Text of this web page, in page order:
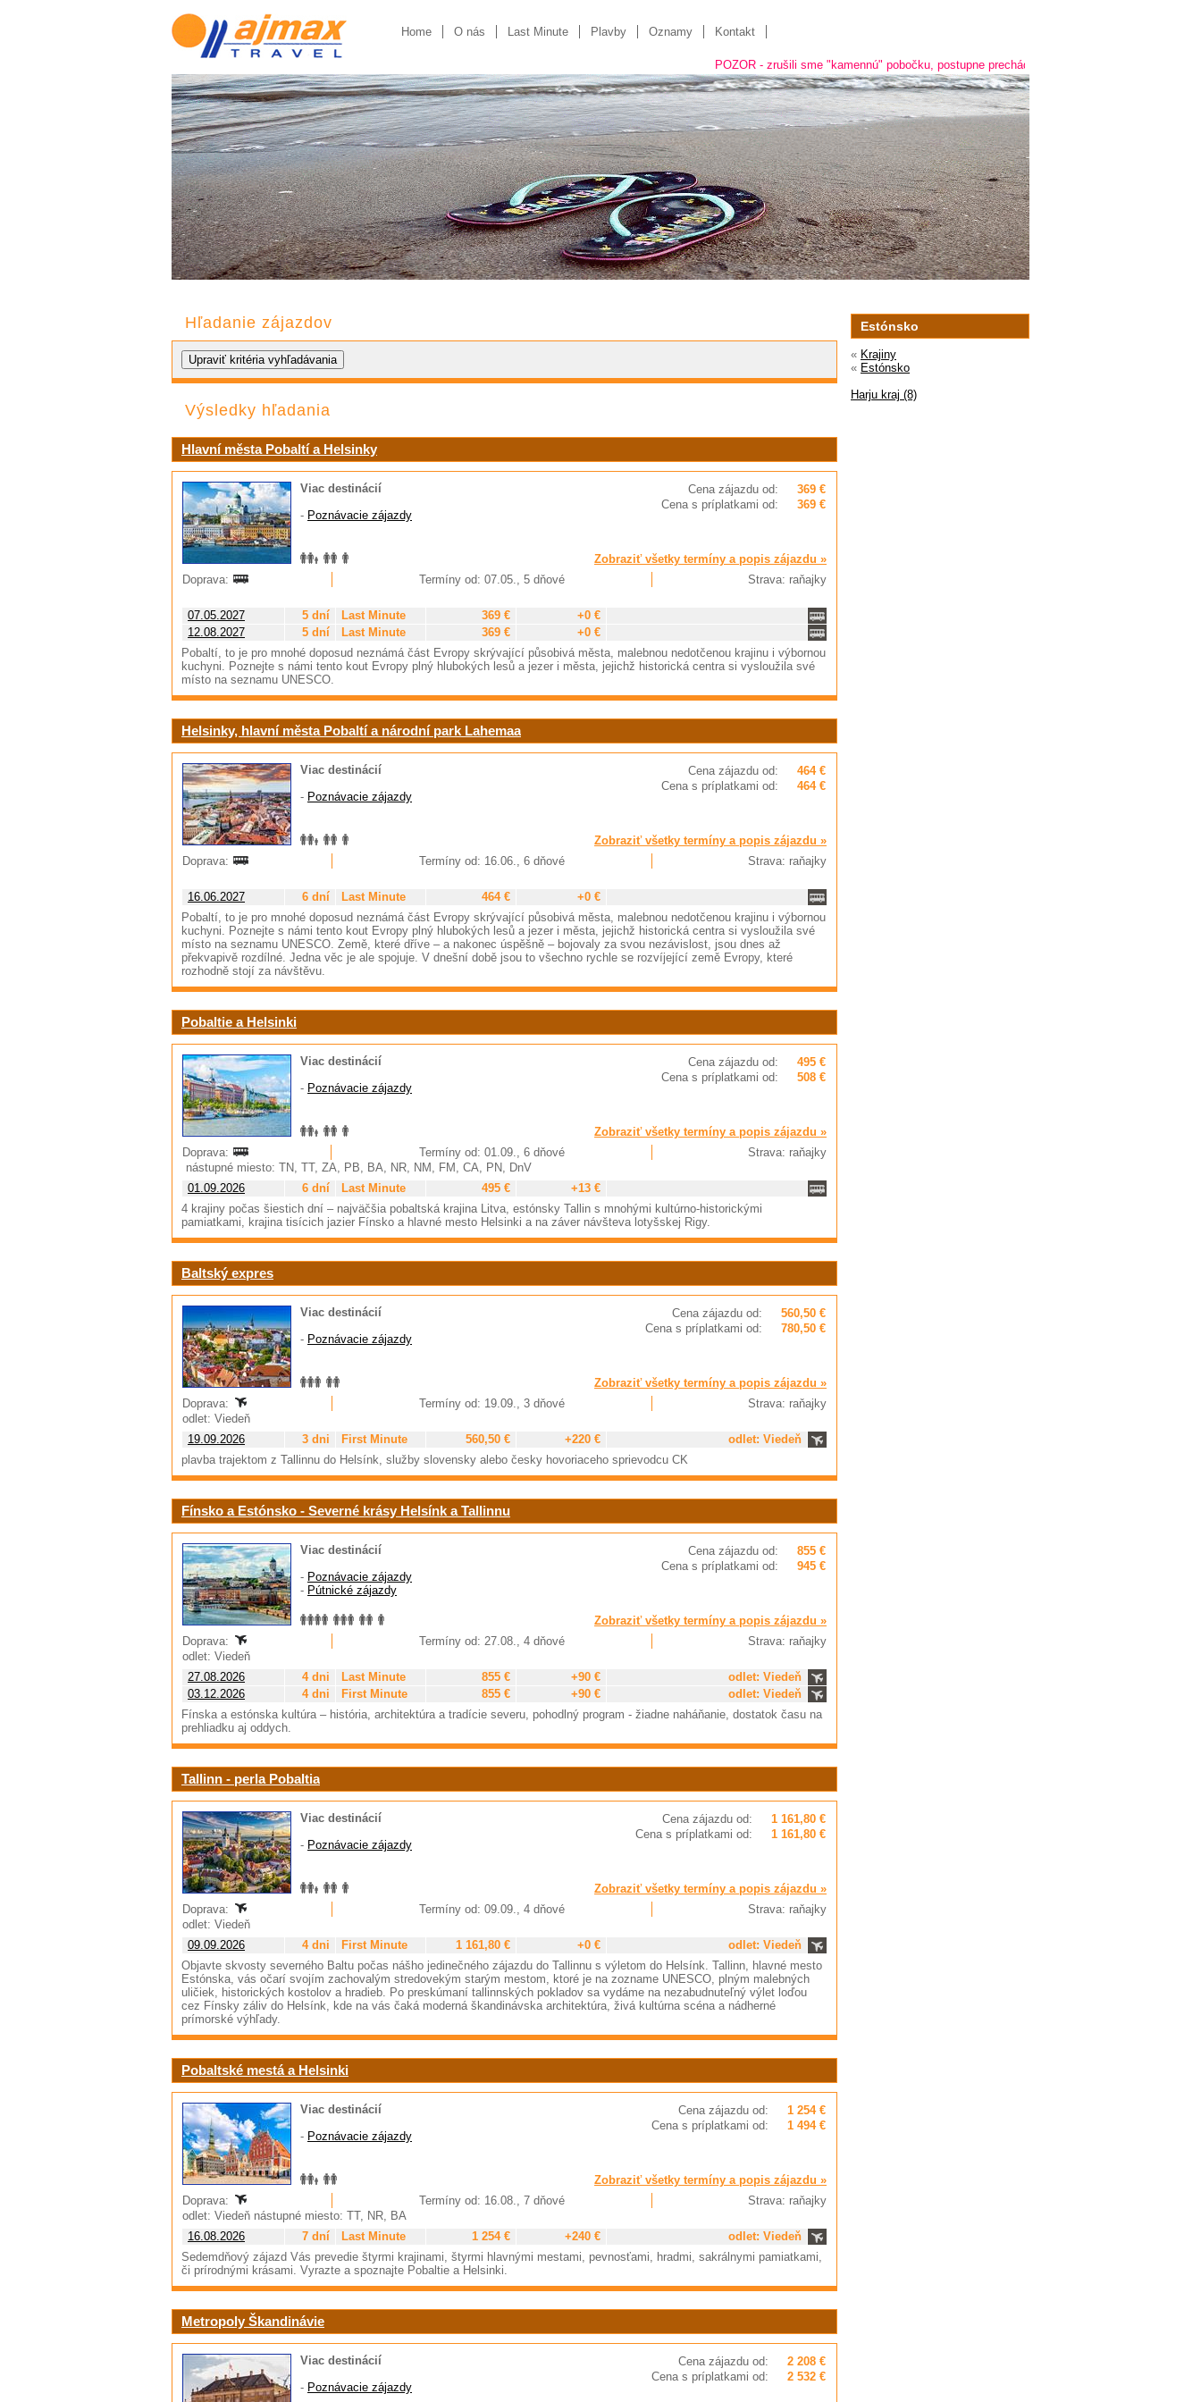
Home O nás Last Minute Plavby Oznamy Kontakt
POZOR - zrušili sme "kamennú" pobočku, postupne prechádzame na online predaj a predaj cez
Hľadanie zájazdov
Výsledky hľadania
Hlavní města Pobaltí a Helsinky
Cena zájazdu od:
369 €
Cena s príplatkami od:
369 €
Viac destinácií
- Poznávacie zájazdy
Zobraziť všetky termíny a popis zájazdu »
Doprava:
Termíny od: 07.05., 5 dňové Strava: raňajky
07.05.2027 5 dní Last Minute 369 €
+0 €
12.08.2027
5 dní Last Minute 369 €
+0 €
Pobaltí, to je pro mnohé doposud neznámá část Evropy skrývající působivá města, malebnou nedotčenou krajinu i výbornou
kuchyni. Poznejte s námi tento kout Evropy plný hlubokých lesů a jezer i města, jejichž historická centra si vysloužila své
místo na seznamu UNESCO.
Helsinky, hlavní města Pobaltí a národní park Lahemaa
Cena zájazdu od:
464 €
Cena s príplatkami od:
464 €
Viac destinácií
- Poznávacie zájazdy
Zobraziť všetky termíny a popis zájazdu »
Doprava:
Termíny od: 16.06., 6 dňové Strava: raňajky
16.06.2027 6 dní Last Minute 464 €
+0 €
Pobaltí, to je pro mnohé doposud neznámá část Evropy skrývající působivá města, malebnou nedotčenou krajinu i výbornou
kuchyni. Poznejte s námi tento kout Evropy plný hlubokých lesů a jezer i města, jejichž historická centra si vysloužila své
místo na seznamu UNESCO. Země, které dříve – a nakonec úspěšně – bojovaly za svou nezávislost, jsou dnes až
překvapivě rozdílné. Jedna věc je ale spojuje. V dnešní době jsou to všechno rychle se rozvíjející země Evropy, které
rozhodně stojí za návštěvu.
Pobaltie a Helsinki
Cena zájazdu od:
495 €
Cena s príplatkami od:
508 €
Viac destinácií
- Poznávacie zájazdy
Zobraziť všetky termíny a popis zájazdu »
Doprava:
Termíny od: 01.09., 6 dňové
Strava: raňajky
nástupné miesto: TN, TT, ZA, PB, BA, NR, NM, FM, CA, PN, DnV
01.09.2026
6 dní Last Minute 495 €
+13 €
4 krajiny počas šiestich dní – najväčšia pobaltská krajina Litva, estónsky Tallin s mnohými kultúrno-historickými
pamiatkami, krajina tisícich jazier Fínsko a hlavné mesto Helsinki a na záver návšteva lotyšskej Rigy.
Baltský expres
Cena zájazdu od:
560,50 €
Cena s príplatkami od:
780,50 €
Viac destinácií
- Poznávacie zájazdy
Zobraziť všetky termíny a popis zájazdu »
Doprava:
Termíny od: 19.09., 3 dňové
Strava: raňajky
odlet: Viedeň
19.09.2026
3 dni First Minute 560,50 € +220 €
odlet: Viedeň
plavba trajektom z Tallinnu do Helsínk, služby slovensky alebo česky hovoriaceho sprievodcu CK
Fínsko a Estónsko - Severné krásy Helsínk a Tallinnu
Cena zájazdu od:
855 €
Cena s príplatkami od:
945 €
Viac destinácií
- Poznávacie zájazdy
- Pútnické zájazdy
Zobraziť všetky termíny a popis zájazdu »
Doprava:
Termíny od: 27.08., 4 dňové
Strava: raňajky
odlet: Viedeň
27.08.2026
4 dni Last Minute 855 € +90 €
odlet: Viedeň
03.12.2026
4 dni First Minute 855 € +90 €
odlet: Viedeň
Fínska a estónska kultúra – história, architektúra a tradície severu, pohodlný program - žiadne naháňanie, dostatok času na
prehliadku aj oddych.
Tallinn - perla Pobaltia
Cena zájazdu od:
1 161,80 €
Cena s príplatkami od:
1 161,80 €
Viac destinácií
- Poznávacie zájazdy
Zobraziť všetky termíny a popis zájazdu »
Doprava:
Termíny od: 09.09., 4 dňové
Strava: raňajky
odlet: Viedeň
09.09.2026
4 dni First Minute 1 161,80 € +0 €
odlet: Viedeň
Objavte skvosty severného Baltu počas nášho jedinečného zájazdu do Tallinnu s výletom do Helsínk. Tallinn, hlavné mesto
Estónska, vás očarí svojím zachovalým stredovekým starým mestom, ktoré je na zozname UNESCO, plným malebných
uličiek, historických kostolov a hradieb. Po preskúmaní tallinnských pokladov sa vydáme na nezabudnuteľný výlet loďou
cez Fínsky záliv do Helsínk, kde na vás čaká moderná škandinávska architektúra, živá kultúrna scéna a nádherné
prímorské výhľady.
Pobaltské mestá a Helsinki
Cena zájazdu od:
1 254 €
Cena s príplatkami od:
1 494 €
Viac destinácií
- Poznávacie zájazdy
Zobraziť všetky termíny a popis zájazdu »
Doprava:
Termíny od: 16.08., 7 dňové
Strava: raňajky
odlet: Viedeň nástupné miesto: TT, NR, BA
16.08.2026
7 dní Last Minute 1 254 € +240 €
odlet: Viedeň
Sedemdňový zájazd Vás prevedie štyrmi krajinami, štyrmi hlavnými mestami, pevnosťami, hradmi, sakrálnymi pamiatkami,
či prírodnými krásami. Vyrazte a spoznajte Pobaltie a Helsinki.
Metropoly Škandinávie
Cena zájazdu od:
2 208 €
Cena s príplatkami od:
2 532 €
Viac destinácií
- Poznávacie zájazdy
Estónsko
« Krajiny
« Estónsko
Harju kraj (8)